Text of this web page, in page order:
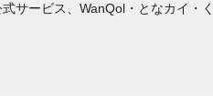
サービス、WanQol・となカイ・